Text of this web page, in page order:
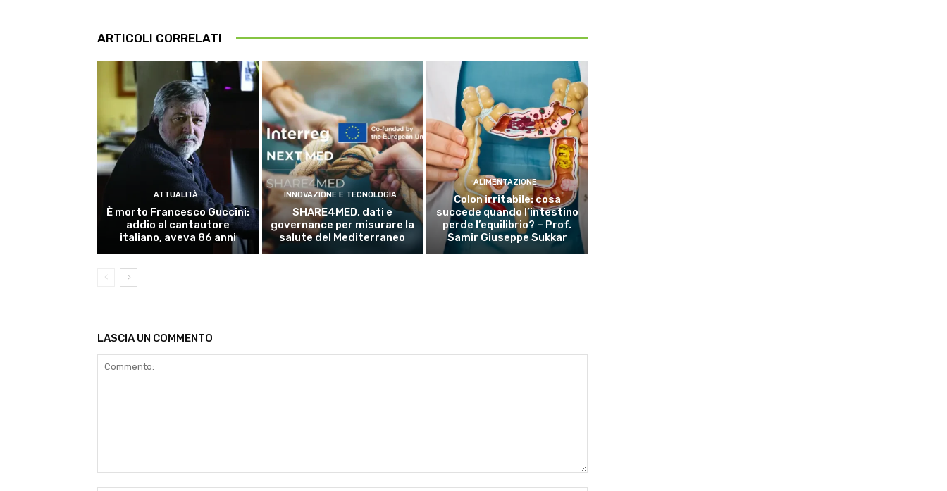
ARTICOLI CORRELATI
ATTUALITÀ
È morto Francesco Guccini:
addio al cantautore
italiano, aveva 86 anni
INNOVAZIONE E TECNOLOGIA
SHARE4MED, dati e
governance per misurare la
salute del Mediterraneo
ALIMENTAZIONE
Colon irritabile: cosa
succede quando l’intestino
perde l’equilibrio? – Prof.
Samir Giuseppe Sukkar
LASCIA UN COMMENTO